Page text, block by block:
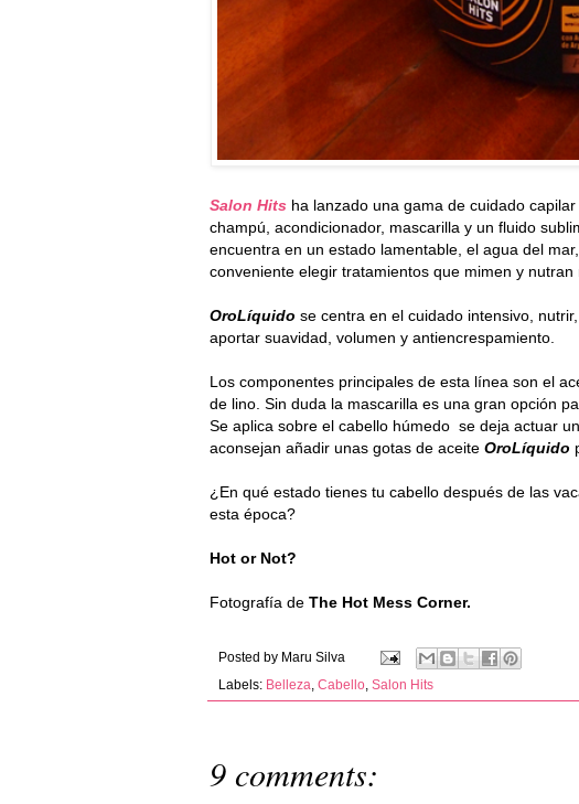
Salon Hits ha lanzado una gama de cuidado
champú, acondicionador, mascarilla y un fluido
encuentra en un estado lamentable, el agua del
conveniente elegir tratamientos que mimen y nutran
OroLíquido se centra en el cuidado intensivo,
aportar suavidad, volumen y antiencrespamiento.
Los componentes principales de esta línea son el
de lino. Sin duda la mascarilla es una gran opción
Se aplica sobre el cabello húmedo se deja actuar
aconsejan añadir unas gotas de aceite OroLíquido
¿En qué estado tienes tu cabello después de las
esta época?
Hot or Not?
Fotografía de The Hot Mess Corner.
Posted by Maru Silva
Labels: Belleza Cabello Salon Hits
9 comments: